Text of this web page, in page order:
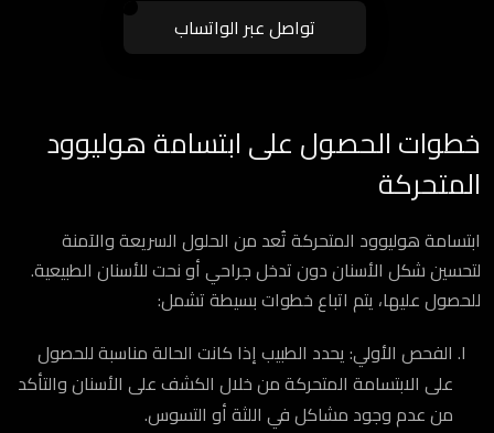
تواصل عبر الواتساب
خطوات الحصول على ابتسامة هوليوود
المتحركة
ابتسامة هوليوود المتحركة تُعد من الحلول السريعة والآمنة
لتحسين شكل الأسنان دون تدخل جراحي أو نحت للأسنان الطبيعية.
للحصول عليها، يتم اتباع خطوات بسيطة تشمل:
الفحص الأولي: يحدد الطبيب إذا كانت الحالة مناسبة للحصول
على الابتسامة المتحركة من خلال الكشف على الأسنان والتأكد
من عدم وجود مشاكل في اللثة أو التسوس.